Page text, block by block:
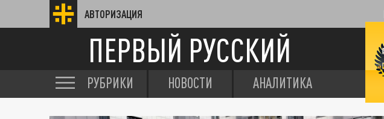
АВТОРИЗАЦИЯ
ПЕРВЫЙ РУССКИЙ
РУБРИКИ НОВОСТИ АНАЛИТИКА